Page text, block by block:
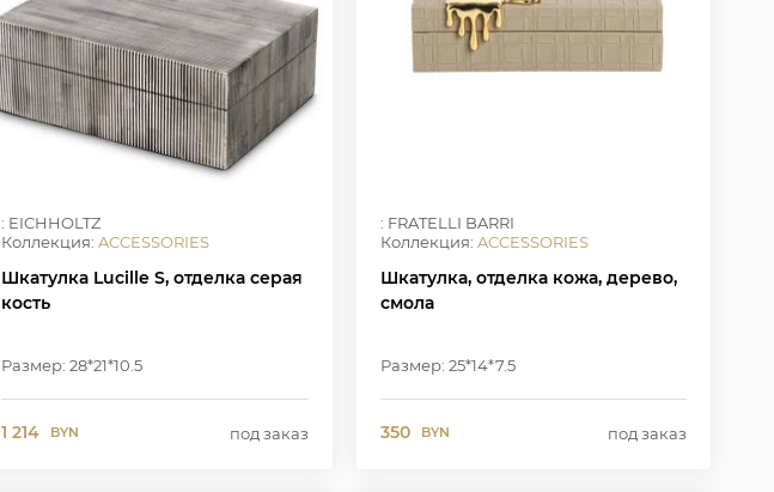
: EICHHOLTZ
Коллекция:ACCESSORIES
Шкатулка Lucille S, отделка серая
кость
Размер: 28*21*10.5
1 214 BYN под заказ
: FRATELLI BARRI
Коллекция: ACCESSORIES
Шкатулка, отделка кожа, дерево,
смола
Размер: 25*14*7.5
350 BYN под заказ